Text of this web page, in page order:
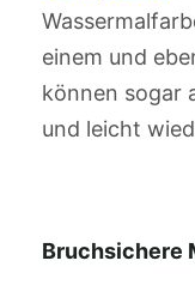
einem und
können sogar
und leicht
Bruchsichere